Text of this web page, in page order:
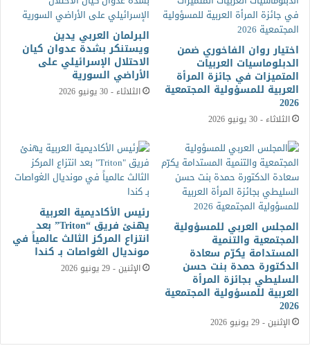
اختيار روان الفاخوري ضمن
الدبلوماسيات العربيات
المتميزات في جائزة المرأة
العربية للمسؤولية المجتمعية
2026
الثلاثاء - 30 يونيو 2026
البرلمان العربي يدين
ويستنكر بشدة عدوان كيان
الاحتلال الإسرائيلي على
الأراضي السورية
الثلاثاء - 30 يونيو 2026
المجلس العربي للمسؤولية
المجتمعية والتنمية
المستدامة يكرّم سعادة
الدكتورة حمدة بنت حسن
السليطي بجائزة المرأة
العربية للمسؤولية المجتمعية
2026
الإثنين - 29 يونيو 2026
رئيس الأكاديمية العربية
يهنئ فريق “Triton” بعد
انتزاع المركز الثالث عالمياً في
مونديال الغواصات بـ كندا
الإثنين - 29 يونيو 2026